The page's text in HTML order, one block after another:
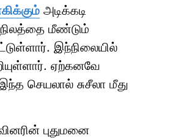
அடிக்கடி
மீண்டும்
இந்நிலையில்
ஏற்கனவே
செயலால் சுசீலா மீது
புதுமனை